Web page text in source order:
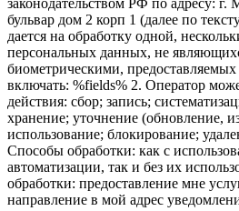
бульвар дом 2 корп 1 (далее по
дается на обработку одной,
персональных данных, не
биометрическими,
включать: %fields% 2. Оператор
действия: сбор; запись;
хранение; уточнение (обновление,
использование; блокирование;
Способы обработки: как с
автоматизации, так и без их
обработки: предоставление мне
направление в мой адрес